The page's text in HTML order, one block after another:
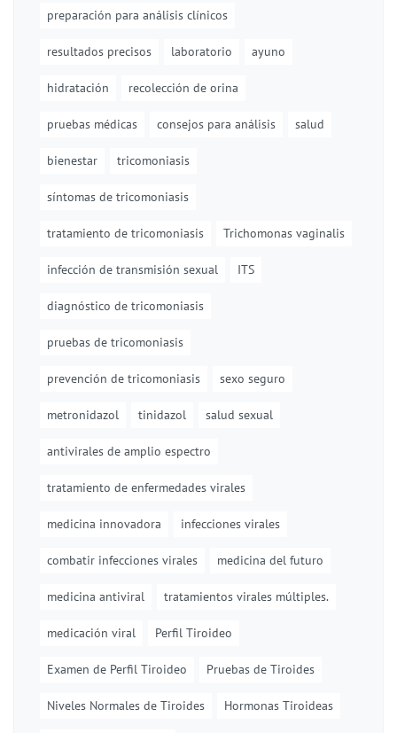
preparación para análisis clínicos
resultados precisos laboratorio ayuno
hidratación recolección de orina
pruebas médicas consejos para análisis salud
bienestar tricomoniasis
síntomas de tricomoniasis
tratamiento de tricomoniasis Trichomonas vaginalis
infección de transmisión sexual ITS
diagnóstico de tricomoniasis
pruebas de tricomoniasis
prevención de tricomoniasis sexo seguro
metronidazol tinidazol salud sexual
antivirales de amplio espectro
tratamiento de enfermedades virales
medicina innovadora infecciones virales
combatir infecciones virales medicina del futuro
medicina antiviral tratamientos virales múltiples.
medicación viral Perfil Tiroideo
Examen de Perfil Tiroideo Pruebas de Tiroides
Niveles Normales de Tiroides Hormonas Tiroideas